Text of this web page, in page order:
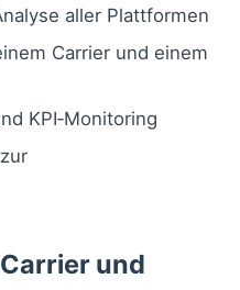
aller Plattformen
Carrier und einem
KPI‑Monitoring
und